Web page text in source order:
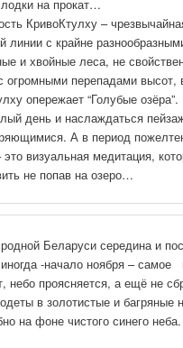
на прокат…
КривоКтулху –
линии с крайне
и хвойные леса, не
огромными перепадами высот,
опережает “Голубые
день и наслаждаться
А в период
визуальная медитация,
не попав на озеро…
Беларуси середина и
-начало ноября – самое
небо проясняется, а ещё не
в золотистые и багряные
на фоне чистого синего неба.